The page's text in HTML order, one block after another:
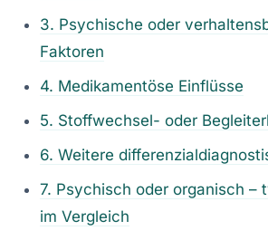
3. Psychische oder
Faktoren
4. Medikamentöse Einflüsse
5. Stoffwechsel- oder
6. Weitere
7. Psychisch oder organisch –
im Vergleich